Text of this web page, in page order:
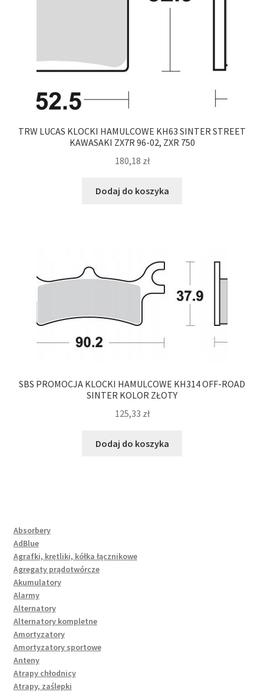
TRW LUCAS KLOCKI HAMULCOWE KH63 SINTER STREET
KAWASAKI ZX7R 96-02, ZXR 750
180,18 zł
Dodaj do koszyka
SBS PROMOCJA KLOCKI HAMULCOWE KH314 OFF-ROAD
SINTER KOLOR ZŁOTY
125,33 zł
Dodaj do koszyka
Absorbery
AdBlue
Agrafki, krętliki, kółka łącznikowe
Agregaty prądotwórcze
Akumulatory
Alarmy
Alternatory
Alternatory kompletne
Amortyzatory
Amortyzatory sportowe
Anteny
Atrapy chłodnicy
Atrapy, zaślepki